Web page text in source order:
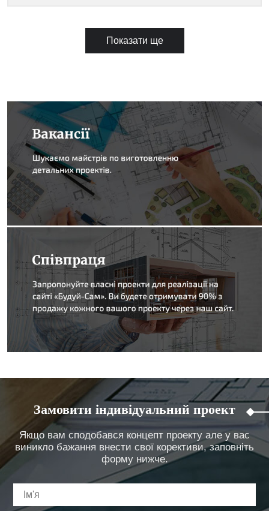
Показати ще
Замовити індивідуальний проект
Якщо вам сподобався концепт проекту але у вас
виникло бажання внести свої корективи, заповніть
форму нижче.